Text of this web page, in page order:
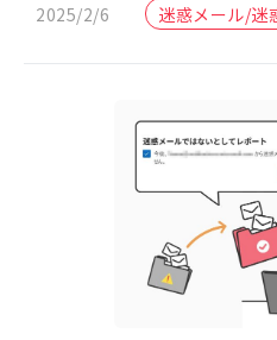
2025/2/6 迷惑メール/迷